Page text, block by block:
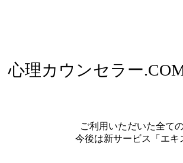
心理カウンセラー
ご利用いただいた全て
今後は新サービス「エ